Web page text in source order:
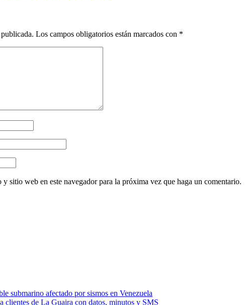
Los campos obligatorios están marcados con *
sitio web en este navegador para la próxima vez que haga un comentario.
submarino afectado por sismos en Venezuela
clientes de La Guaira con datos, minutos y SMS